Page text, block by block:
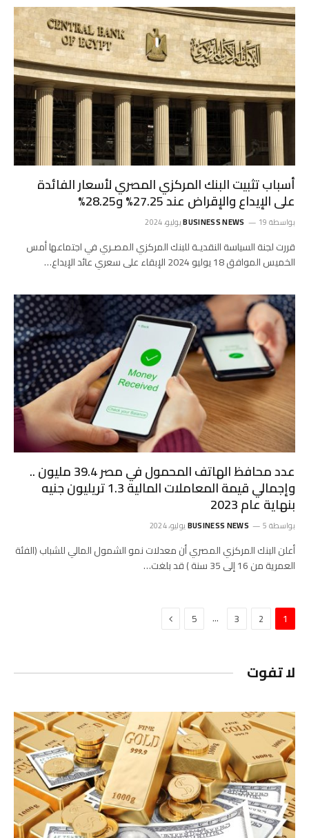
أسباب تثبيت البنك المركزي المصري لأسعار الفائدة
على الإيداع والإقراض عند 27.25% و28.25%
بواسطة BUSINESS NEWS 19 يوليو، 2024
قررت لجنة السياسة النقديـة للبنك المركزي المصـري في اجتماعها أمس
الخميس الموافق 18 يوليو 2024 الإبقاء على سعري عائد الإيداع…
عدد محافظ الهاتف المحمول في مصر 39.4 مليون ..
وإجمالي قيمة المعاملات المالية 1.3 تريليون جنيه
بنهاية عام 2023
بواسطة BUSINESS NEWS 5 يوليو، 2024
أعلن البنك المركزي المصري أن معدلات نمو الشمول المالي للشباب (الفئة
العمرية من 16 إلى 35 سنة ) قد بلغت…
1
2
3
…
5 التالي
لا تفوت